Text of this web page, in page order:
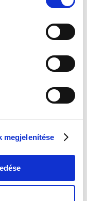
megjelenítése